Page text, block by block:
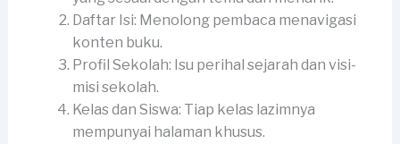
Daftar Isi: Menolong pembaca menavigasi
konten buku.
Profil Sekolah: Isu perihal sejarah dan visi-
misi sekolah.
Kelas dan Siswa: Tiap kelas lazimnya
mempunyai halaman khusus.